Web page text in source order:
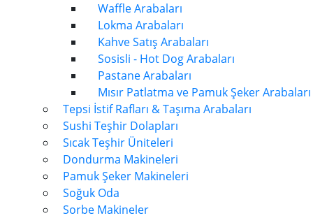
Waffle Arabaları
Lokma Arabaları
Kahve Satış Arabaları
Sosisli - Hot Dog Arabaları
Pastane Arabaları
Mısır Patlatma ve Pamuk Şeker Arabaları
Tepsi İstif Rafları & Taşıma Arabaları
Sushi Teşhir Dolapları
Sıcak Teşhir Üniteleri
Dondurma Makineleri
Pamuk Şeker Makineleri
Soğuk Oda
Sorbe Makineler